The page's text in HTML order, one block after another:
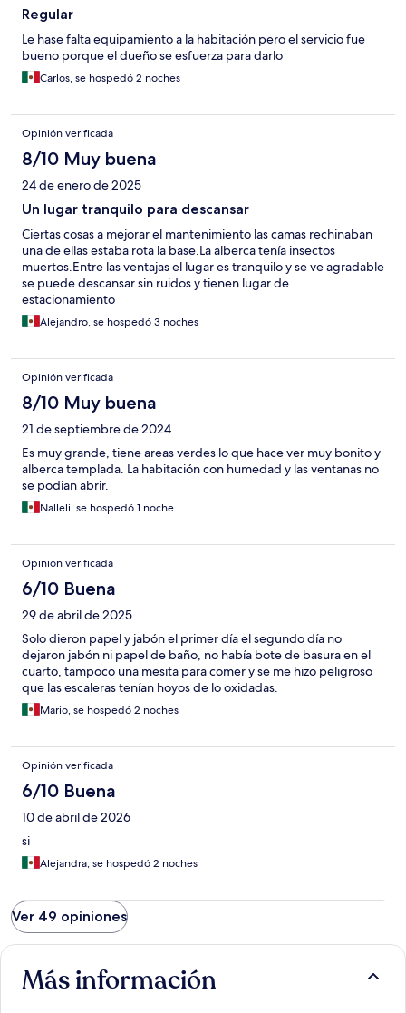
Regular
Le hase falta equipamiento a la habitación pero el servicio fue
bueno porque el dueño se esfuerza para darlo
Carlos, se hospedó 2 noches
Opinión verificada
8/10 Muy buena
24 de enero de 2025
Un lugar tranquilo para descansar
Ciertas cosas a mejorar el mantenimiento las camas rechinaban
una de ellas estaba rota la base.La alberca tenía insectos
muertos.Entre las ventajas el lugar es tranquilo y se ve agradable
se puede descansar sin ruidos y tienen lugar de
estacionamiento
Alejandro, se hospedó 3 noches
Opinión verificada
8/10 Muy buena
21 de septiembre de 2024
Es muy grande, tiene areas verdes lo que hace ver muy bonito y
alberca templada. La habitación con humedad y las ventanas no
se podian abrir.
Nalleli, se hospedó 1 noche
Opinión verificada
6/10 Buena
29 de abril de 2025
Solo dieron papel y jabón el primer día el segundo día no
dejaron jabón ni papel de baño, no había bote de basura en el
cuarto, tampoco una mesita para comer y se me hizo peligroso
que las escaleras tenían hoyos de lo oxidadas.
Mario, se hospedó 2 noches
Opinión verificada
6/10 Buena
10 de abril de 2026
si
Alejandra, se hospedó 2 noches
Ver 49 opiniones
Más información